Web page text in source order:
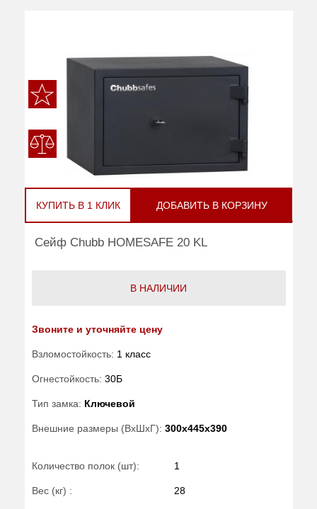
КУПИТЬ В 1 КЛИК ДОБАВИТЬ В КОРЗИНУ
Сейф Chubb HOMESAFE 20 KL
В НАЛИЧИИ
Звоните и уточняйте цену
Взломостойкость: 1 класс
Огнестойкость: 30Б
Тип замка: Ключевой
Внешние размеры (ВхШхГ): 300x445x390
Количество полок (шт): 1
Вес (кг) : 28